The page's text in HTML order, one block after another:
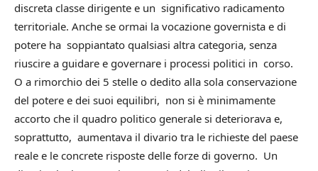
discreta classe dirigente e un significativo radicamento
territoriale. Anche se ormai la vocazione governista e di
potere ha soppiantato qualsiasi altra categoria, senza
riuscire a guidare e governare i processi politici in corso.
O a rimorchio dei 5 stelle o dedito alla sola conservazione
del potere e dei suoi equilibri, non si è minimamente
accorto che il quadro politico generale si deteriorava e,
soprattutto, aumentava il divario tra le richieste del paese
reale e le concrete risposte delle forze di governo. Un